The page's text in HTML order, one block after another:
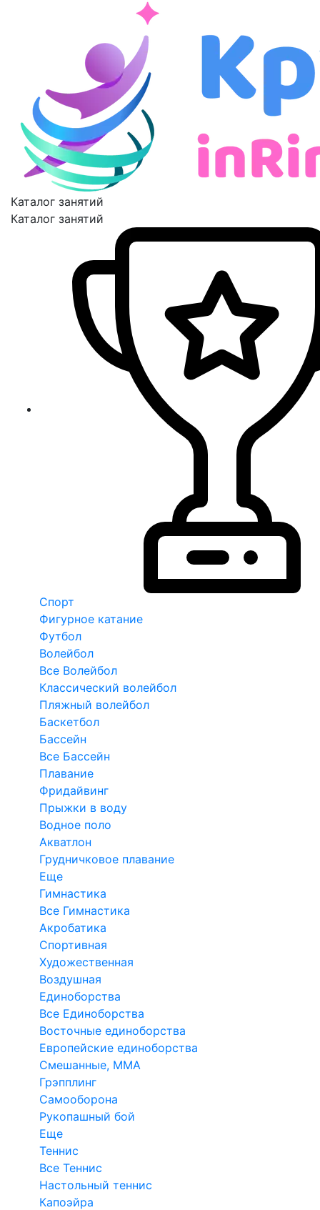
Каталог занятий
Каталог занятий
Спорт
Фигурное катание
Футбол
Волейбол
Все Волейбол
Классический волейбол
Пляжный волейбол
Баскетбол
Бассейн
Все Бассейн
Плавание
Фридайвинг
Прыжки в воду
Водное поло
Акватлон
Грудничковое плавание
Еще
Гимнастика
Все Гимнастика
Акробатика
Спортивная
Художественная
Воздушная
Единоборства
Все Единоборства
Восточные единоборства
Европейские единоборства
Смешанные, ММА
Грэпплинг
Самооборона
Рукопашный бой
Еще
Теннис
Все Теннис
Настольный теннис
Капоэйра